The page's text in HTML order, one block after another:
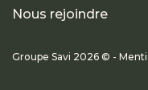
Nous rejoindre
Groupe Savi 2026 © -